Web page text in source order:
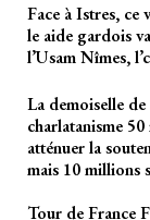
Face à Istres, ce
le aide gardois
l’Usam Nîmes,
La demoiselle
charlatanisme
atténuer la
mais 10 millions
Tour de France